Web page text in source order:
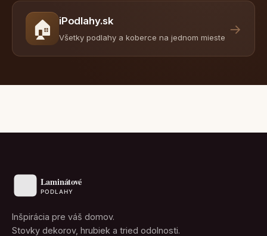
🏠 iPodlahy.sk
Všetky podlahy a koberce na jednom mieste
→
Inšpirácia pre váš domov.
Stovky dekorov, hrubiek a tried odolnosti.